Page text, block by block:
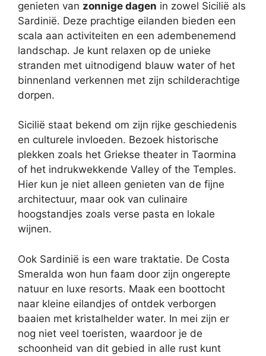
genieten van zonnige dagen in zowel Sicilië als
Sardinië. Deze prachtige eilanden bieden een
scala aan activiteiten en een adembenemend
landschap. Je kunt relaxen op de unieke
stranden met uitnodigend blauw water of het
binnenland verkennen met zijn schilderachtige
dorpen.
Sicilië staat bekend om zijn rijke geschiedenis
en culturele invloeden. Bezoek historische
plekken zoals het Griekse theater in Taormina
of het indrukwekkende Valley of the Temples.
Hier kun je niet alleen genieten van de fijne
architectuur, maar ook van culinaire
hoogstandjes zoals verse pasta en lokale
wijnen.
Ook Sardinië is een ware traktatie. De Costa
Smeralda won hun faam door zijn ongerepte
natuur en luxe resorts. Maak een boottocht
naar kleine eilandjes of ontdek verborgen
baaien met kristalhelder water. In mei zijn er
nog niet veel toeristen, waardoor je de
schoonheid van dit gebied in alle rust kunt